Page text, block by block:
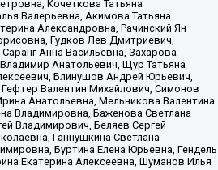
Кочеткова Татьяна
Валерьевна, Акимова Татьяна
Александровна, Рачинский Ян
Гудков Лев Дмитриевич,
Анна Васильевна, Захарова
Анатольевич, Щур Татьяна
Блинушов Андрей Юрьевич,
Валентин Михайлович, Симонов
Анатольевна, Мельникова Валентина
Владимировна, Баженова Светлана
Владимирович, Беляев Сергей
Ганнушкина Светлана
Буртина Елена Юрьевна, Гендель
Екатерина Алексеевна, Шуманов Илья